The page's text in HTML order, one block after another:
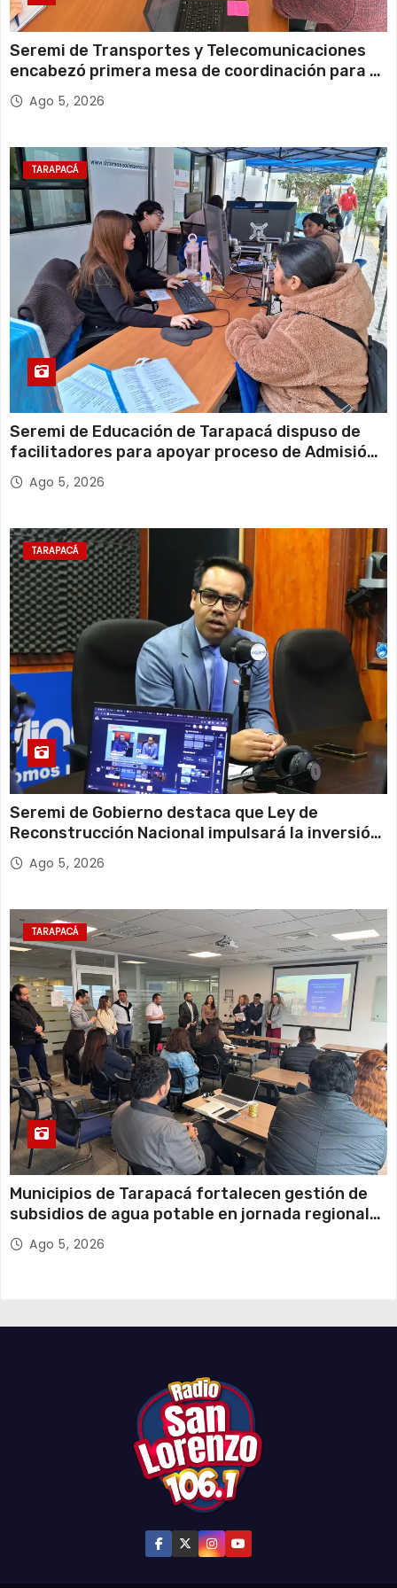
Seremi de Transportes y Telecomunicaciones
encabezó primera mesa de coordinación para el
retiro de cables en desuso en Iquique
Ago 5, 2026
TARAPACÁ
Seremi de Educación de Tarapacá dispuso de
facilitadores para apoyar proceso de Admisión
Escolar 2027
Ago 5, 2026
TARAPACÁ
Seremi de Gobierno destaca que Ley de
Reconstrucción Nacional impulsará la inversión
y el empleo en Tarapacá
Ago 5, 2026
TARAPACÁ
Municipios de Tarapacá fortalecen gestión de
subsidios de agua potable en jornada regional
organizada por Aguas del Altiplano y ANDESS
Ago 5, 2026